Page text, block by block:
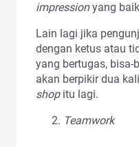
impressionyang
Lain lagi jika
dengan ketus atau
yang bertugas, bisa-
akan berpikir dua
shop itu lagi.
Teamwork